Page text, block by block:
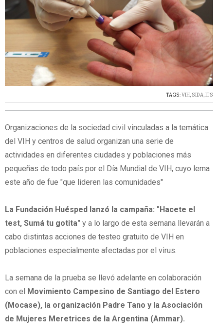
TAGS: VIH, SIDA,ITS
Organizaciones de la sociedad civil vinculadas a la temática
del VIH y centros de salud organizan una serie de
actividades en diferentes ciudades y poblaciones más
pequeñas de todo país por el Día Mundial de VIH, cuyo lema
este año de fue "que lideren las comunidades"
La Fundación Huésped lanzó la campaña: "Hacete el
test, Sumá tu gotita" y a lo largo de esta semana llevarán a
cabo distintas acciones de testeo gratuito de VIH en
poblaciones especialmente afectadas por el virus.
La semana de la prueba se llevó adelante en colaboración
con el
Movimiento Campesino de Santiago del Estero
(Mocase), la organización Padre Tano y la Asociación
de Mujeres Meretrices de la Argentina (Ammar).